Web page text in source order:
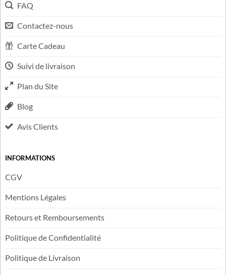
FAQ
Contactez-nous
Carte Cadeau
Suivi de livraison
Plan du Site
Blog
Avis Clients
INFORMATIONS
CGV
Mentions Légales
Retours et Remboursements
Politique de Confidentialité
Politique de Livraison